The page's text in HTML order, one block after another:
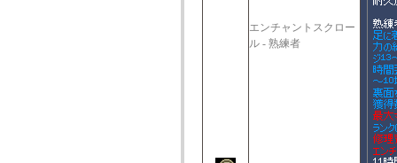
エンチャントスクロー
ル - 熟練者